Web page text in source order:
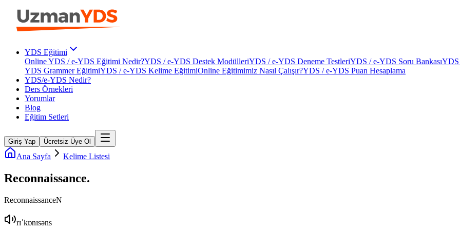
YDS Eğitimi
Online YDS / e-YDS Eğitimi Nedir?YDS / e-YDS Destek ModülleriYDS / e-YDS Deneme TestleriYDS / e-YDS Soru BankasıYDS
YDS Grammer EğitimiYDS / e-YDS Kelime EğitimiOnline Eğitimimiz Nasıl Çalışır?YDS / e-YDS Puan Hesaplama
YDS/e-YDS Nedir?
Ders Örnekleri
Yorumlar
Blog
Eğitim Setleri
Giriş Yap Ücretsiz Üye Ol
Ana Sayfa Kelime Listesi
Reconnaissance.
ReconnaissanceN
rɪˈkɒnɪsəns